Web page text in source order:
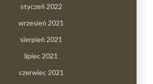
styczeń 2022
wrzesień 2021
sierpień 2021
lipiec 2021
czerwiec 2021